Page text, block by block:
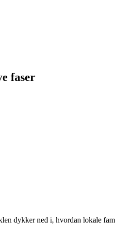
faser
dykker ned i, hvordan lokale